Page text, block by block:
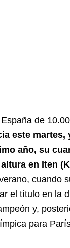
de
este martes,
año, su
en Iten
cuando
el título en la
y,
para